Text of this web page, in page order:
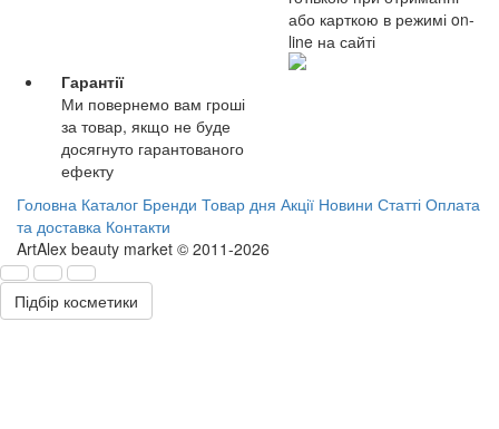
або карткою в режимі on-
line на сайті
Гарантії
Ми повернемо вам гроші
за товар, якщо не буде
досягнуто гарантованого
ефекту
Головна Каталог Бренди Товар дня Акції Новини Статті Оплата
та доставка Контакти
ArtAlex beauty market © 2011-2026
Підбір косметики